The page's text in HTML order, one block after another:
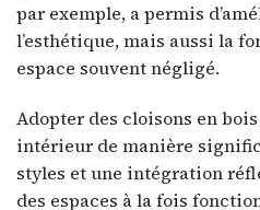
par exemple, a permis
l’esthétique, mais aussi la
espace souvent négligé.
Adopter des cloisons en
intérieur de manière
styles et une intégration
des espaces à la fois